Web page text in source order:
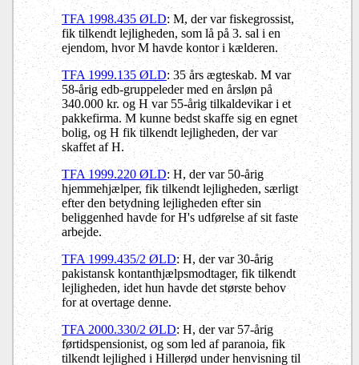
TFA 1998.435 ØLD: M, der var fiskegrossist,
fik tilkendt lejligheden, som lå på 3. sal i en
ejendom, hvor M havde kontor i kælderen.
TFA 1999.135 ØLD: 35 års ægteskab. M var
58-årig edb-gruppeleder med en årsløn på
340.000 kr. og H var 55-årig tilkaldevikar i et
pakkefirma. M kunne bedst skaffe sig en egnet
bolig, og H fik tilkendt lejligheden, der var
skaffet af H.
TFA 1999.220 ØLD: H, der var 50-årig
hjemmehjælper, fik tilkendt lejligheden, særligt
efter den betydning lejligheden efter sin
beliggenhed havde for H's udførelse af sit faste
arbejde.
TFA 1999.435/2 ØLD: H, der var 30-årig
pakistansk kontanthjælpsmodtager, fik tilkendt
lejligheden, idet hun havde det største behov
for at overtage denne.
TFA 2000.330/2 ØLD: H, der var 57-årig
førtidspensionist, og som led af paranoia, fik
tilkendt lejlighed i Hillerød under henvisning til